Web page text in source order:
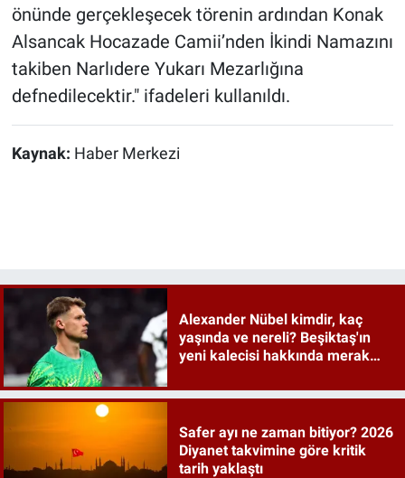
önünde gerçekleşecek törenin ardından Konak
Alsancak Hocazade Camii’nden İkindi Namazını
takiben Narlıdere Yukarı Mezarlığına
defnedilecektir." ifadeleri kullanıldı.
Kaynak: Haber Merkezi
Alexander Nübel kimdir, kaç
yaşında ve nereli? Beşiktaş'ın
yeni kalecisi hakkında merak
Safer ayı ne zaman bitiyor? 2026
Diyanet takvimine göre kritik
tarih yaklaştı